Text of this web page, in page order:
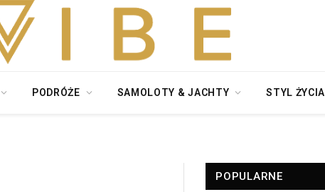
PODRÓŻE SAMOLOTY & JACHTY STYL ŻYCIA
POPULARNE